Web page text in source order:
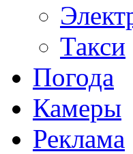
Такси
Погода
Камеры
Реклама